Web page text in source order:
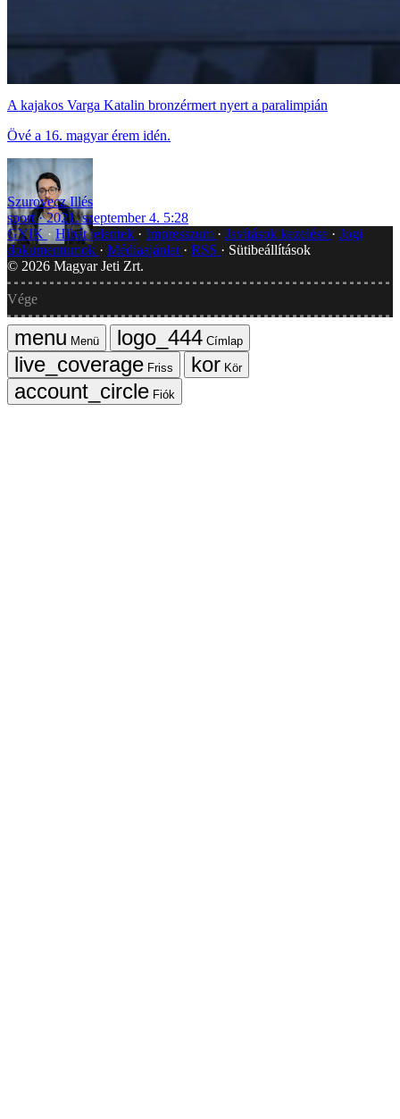
A kajakos Varga Katalin bronzérmert nyert a paralimpián
Övé a 16. magyar érem idén.
Szurovecz Illés
sport
2021. szeptember 4. 5:28
GYIK
Hibát jelentek Impresszum Javítások kezelése
Jogi
dokumentumok
Médiaajánlat RSS
Sütibeállítások
© 2026 Magyar Jeti Zrt.
Vége
Menü
Címlap
Friss
Kör
Fiók